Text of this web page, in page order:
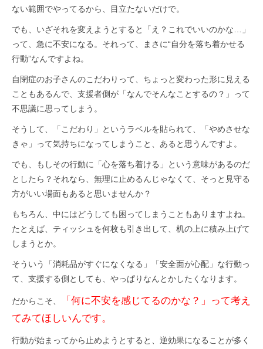
ない範囲でやってるから、目立たないだけで。
でも、いざそれを変えようとすると「え？これでいいのかな…」
って、急に不安になる。それって、まさに“自分を落ち着かせる
行動”なんですよね。
自閉症のお子さんのこだわりって、ちょっと変わった形に見える
こともあるんで、支援者側が「なんでそんなことするの？」って
不思議に思ってしまう。
そうして、「こだわり」というラベルを貼られて、「やめさせな
きゃ」って気持ちになってしまうこと、あると思うんですよ。
でも、もしその行動に「心を落ち着ける」という意味があるのだ
としたら？それなら、無理に止めるんじゃなくて、そっと見守る
方がいい場面もあると思いませんか？
もちろん、中にはどうしても困ってしまうこともありますよね。
たとえば、ティッシュを何枚も引き出して、机の上に積み上げて
しまうとか。
そういう「消耗品がすぐになくなる」「安全面が心配」な行動っ
て、支援する側としても、やっぱりなんとかしたくなります。
だからこそ、
「何に不安を感じてるのかな？」って考え
てみてほしいんです。
行動が始まってから止めようとすると、逆効果になることが多く